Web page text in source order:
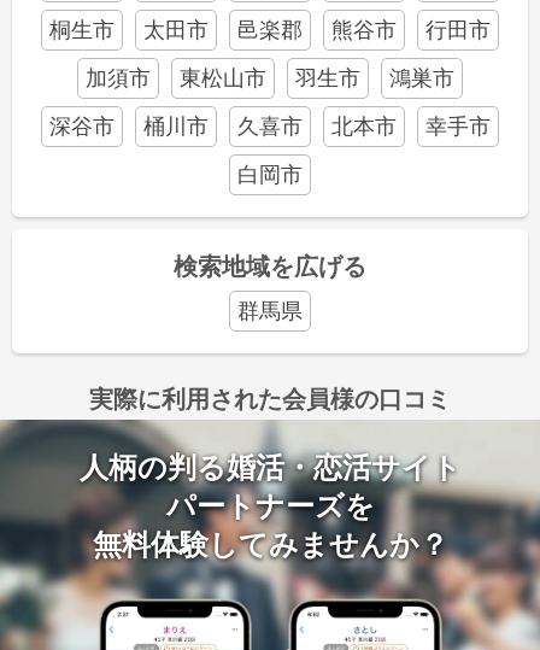
桐生市
太田市 邑楽郡 熊谷市
行田市
加須市
東松山市 羽生市
鴻巣市
深谷市
桶川市 久喜市 北本市
幸手市
白岡市
検索地域を広げる
群馬県
実際に利用された会員様の口コミ
人柄の判る婚活・恋活サイト
パートナーズを
無料体験してみませんか？